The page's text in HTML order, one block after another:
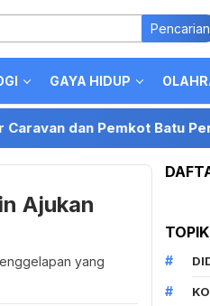
Pencarian
GAYA HIDUP
dan Pemkot Batu Perkuat
Ajukan
yang